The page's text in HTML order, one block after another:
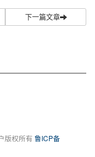
下一篇文章
版权所有 鲁ICP备